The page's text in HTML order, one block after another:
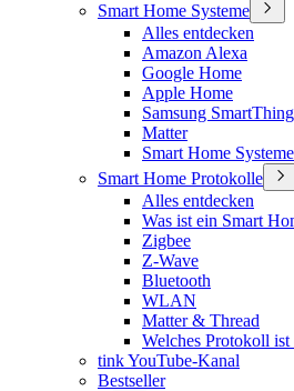
Smart Home Systeme
Alles entdecken
Amazon Alexa
Google Home
Apple Home
Samsung
Matter
Smart Home
Smart Home Protokolle
Alles entdecken
Was ist ein Smart
Zigbee
Z-Wave
Bluetooth
WLAN
Matter & Thread
Welches Protokoll
tink YouTube-Kanal
Bestseller